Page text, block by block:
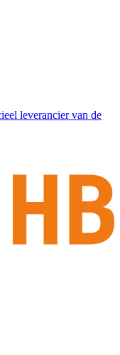
leverancier van de